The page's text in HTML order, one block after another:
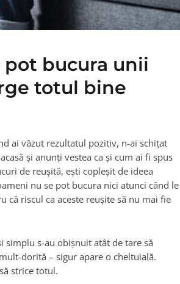
pot bucura unii
totul bine
ai văzut rezultatul pozitiv, n-ai schiţat
şi anunţi vestea ca şi cum ai fi spus
de reuşită, eşti copleşit de ideea
nu se pot bucura nici atunci când le
riscul ca aceste reuşite să nu mai fie
simplu s-au obişnuit atât de tare să
dorită – sigur apare o cheltuială.
strice totul.